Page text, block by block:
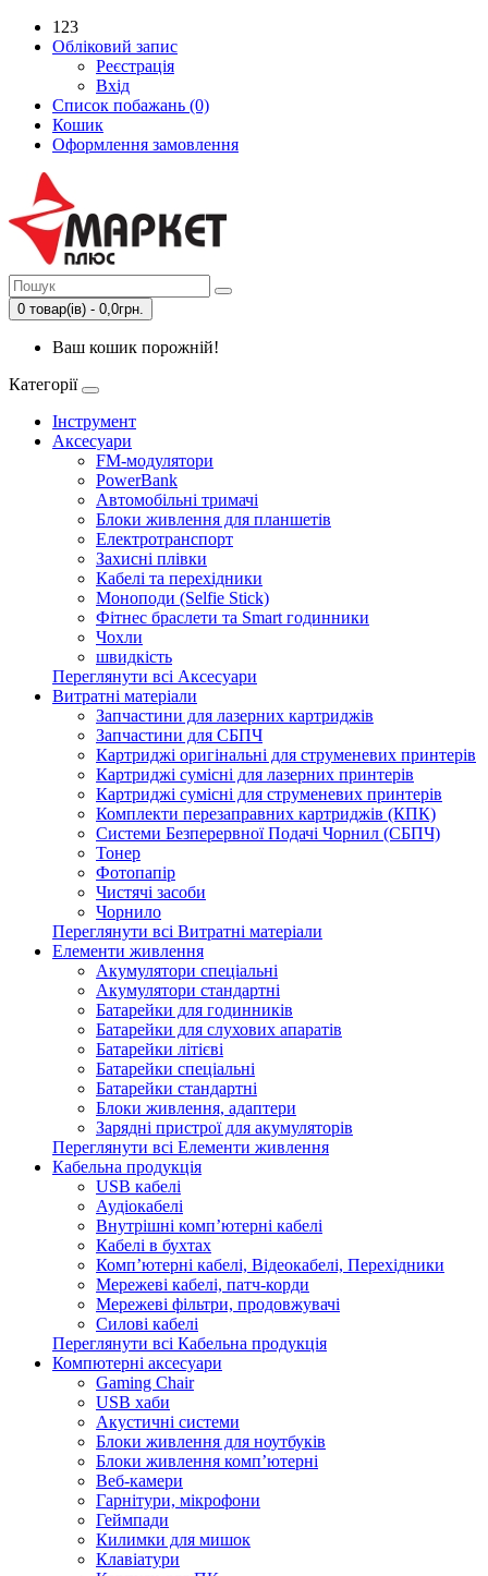
123
Обліковий запис
Реєстрація
Вхід
Список побажань (0)
Кошик
Оформлення замовлення
0 товар(ів) - 0,0грн.
Ваш кошик порожній!
Категорії
Інструмент
Аксесуари
FM-модулятори
PowerBank
Автомобільні тримачі
Блоки живлення для планшетів
Електротранспорт
Захисні плівки
Кабелі та перехідники
Моноподи (Selfie Stick)
Фітнес браслети та Smart годинники
Чохли
швидкість
Переглянути всі Аксесуари
Витратні матеріали
Запчастини для лазерних картриджів
Запчастини для СБПЧ
Картриджі оригінальні для струменевих принтерів
Картриджі сумісні для лазерних принтерів
Картриджі сумісні для струменевих принтерів
Комплекти перезаправних картриджів (КПК)
Системи Безперервної Подачі Чорнил (СБПЧ)
Тонер
Фотопапір
Чистячі засоби
Чорнило
Переглянути всі Витратні матеріали
Елементи живлення
Акумулятори спеціальні
Акумулятори стандартні
Батарейки для годинників
Батарейки для слухових апаратів
Батарейки літієві
Батарейки спеціальні
Батарейки стандартні
Блоки живлення, адаптери
Зарядні пристрої для акумуляторів
Переглянути всі Елементи живлення
Кабельна продукція
USB кабелі
Аудіокабелі
Внутрішні комп’ютерні кабелі
Кабелі в бухтах
Комп’ютерні кабелі, Відеокабелі, Перехідники
Мережеві кабелі, патч-корди
Мережеві фільтри, продовжувачі
Силові кабелі
Переглянути всі Кабельна продукція
Компютерні аксесуари
Gaming Chair
USB хаби
Акустичні системи
Блоки живлення для ноутбуків
Блоки живлення комп’ютерні
Веб-камери
Гарнітури, мікрофони
Геймпади
Килимки для мишок
Клавіатури